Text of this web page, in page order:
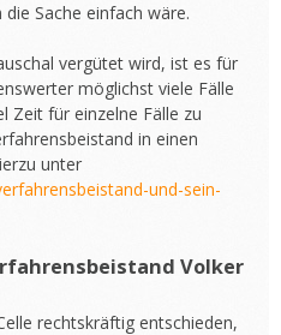
Sache einfach wäre.
vergütet wird, ist es für
möglichst viele Fälle
Zeit für einzelne Fälle zu
in einen
unter
und-sein-
Volker
rechtskräftig entschieden,